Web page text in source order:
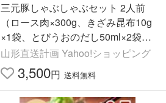
三元豚しゃぶしゃぶセット 2人前
（ロース肉×300g、きざみ昆布10g
×1袋、とびうおのだし50ml×2袋）/
平田牧場/送料無料/父の日 お中元
山形直送計画 Yahoo!ショッピング
3,500円 送料無料